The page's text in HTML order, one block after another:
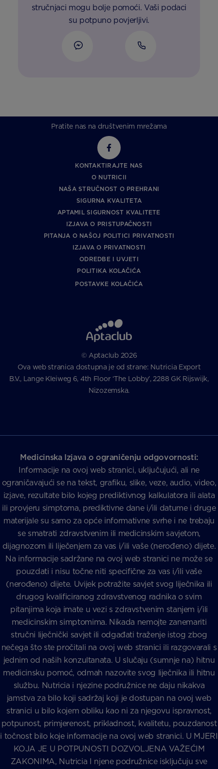
stručnjaci mogu bolje pomoći. Vaši podaci
su potpuno povjerljivi.
Pratite nas na društvenim mrežama
KONTAKTIRAJTE NAS
O NUTRICII
NAŠA STRUČNOST O PREHRANI
SIGURNA KVALITETA
APTAMIL SIGURNOST KVALITETE
IZJAVA O PRISTUPAČNOSTI
PITANJA O NAŠOJ POLITICI PRIVATNOSTI
IZJAVA O PRIVATNOSTI
ODREDBE I UVJETI
POLITIKA KOLAČIĆA
POSTAVKE KOLAČIĆA
© Aptaclub 2026
Ova web stranica dostupna je od strane: Nutricia Export
B.V., Lange Kleiweg 6, 4th Floor ‘The Lobby’, 2288 GK Rijswijk,
Nizozemska.
Medicinska Izjava o ograničenju odgovornosti:
Informacije na ovoj web stranici, uključujući, ali ne
ograničavajući se na tekst, grafiku, slike, veze, audio, video,
izjave, rezultate bilo kojeg prediktivnog kalkulatora ili alata
ili provjeru simptoma, prediktivne dane i/ili datume i druge
materijale su samo za opće informativne svrhe i ne trebaju
se smatrati zdravstvenim ili medicinskim savjetom,
dijagnozom ili liječenjem za vas i/ili vaše (nerođeno) dijete.
Na informacije sadržane na ovoj web stranici ne može se
pouzdati i nisu točne niti specifične za vas i/ili vaše
(nerođeno) dijete. Uvijek potražite savjet svog liječnika ili
drugog kvalificiranog zdravstvenog radnika o svim
pitanjima koja imate u vezi s zdravstvenim stanjem i/ili
medicinskim simptomima. Nikada nemojte zanemariti
stručni liječnički savjet ili odgađati traženje istog zbog
nečega što ste pročitali na ovoj web stranici ili razgovarali s
jednim od naših konzultanata. U slučaju (sumnje na) hitnu
medicinsku pomoć, odmah nazovite svog liječnika ili hitnu
službu. Nutricia i njezine podružnice ne daju nikakva
jamstva za bilo koji sadržaj koji je dostupan na ovoj web
stranici u bilo kojem obliku kao ni za njegovu ispravnost,
potpunost, primjerenost, prikladnost, kvalitetu, pouzdanost
i točnost bilo koje informacije na ovoj web stranici. U MJERI
KOJA JE U POTPUNOSTI DOZVOLJENA VAŽEĆIM
ZAKONIMA, Nutricia I njene podružnice isključuju sve